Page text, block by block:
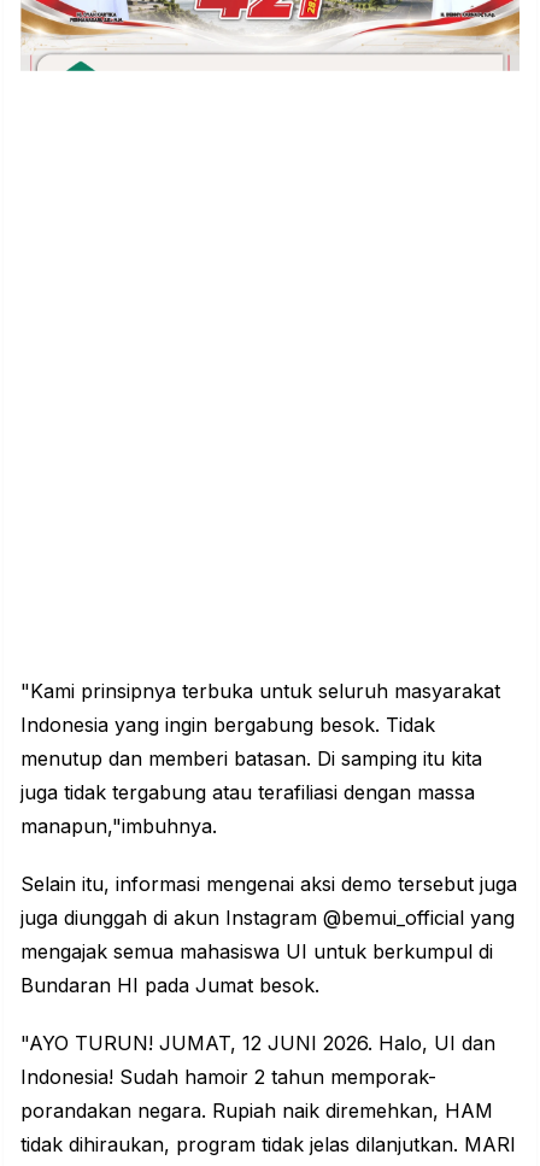
"Kami prinsipnya terbuka untuk seluruh masyarakat
Indonesia yang ingin bergabung besok. Tidak
menutup dan memberi batasan. Di samping itu kita
juga tidak tergabung atau terafiliasi dengan massa
manapun,"imbuhnya.
Selain itu, informasi mengenai aksi demo tersebut juga
juga diunggah di akun Instagram @bemui_official yang
mengajak semua mahasiswa UI untuk berkumpul di
Bundaran HI pada Jumat besok.
"AYO TURUN! JUMAT, 12 JUNI 2026. Halo, UI dan
Indonesia! Sudah hamoir 2 tahun memporak-
porandakan negara. Rupiah naik diremehkan, HAM
tidak dihiraukan, program tidak jelas dilanjutkan. MARI